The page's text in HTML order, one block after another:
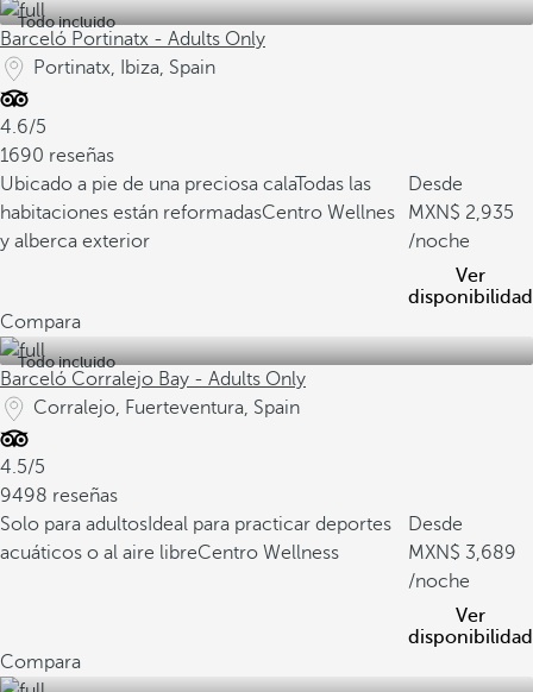
Todo incluido
Barceló Portinatx - Adults Only
Portinatx, Ibiza, Spain
4.6/5
1690 reseñas
Ubicado a pie de una preciosa calaTodas las
habitaciones están reformadasCentro Wellnes
y alberca exterior
Desde
2,935
/noche
Ver
disponibilidad
Compara
Todo incluido
Barceló Corralejo Bay - Adults Only
Corralejo, Fuerteventura, Spain
4.5/5
9498 reseñas
Solo para adultos Ideal para practicar deportes
acuáticos o al aire libreCentro Wellness
Desde
3,689
/noche
Ver
disponibilidad
Compara